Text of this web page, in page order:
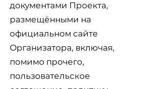
документами Проекта,
размещёнными на
официальном сайте
Организатора, включая,
помимо прочего,
пользовательское